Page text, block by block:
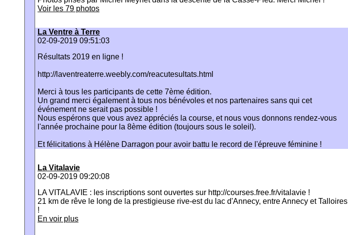
Voir les 79 photos
La Ventre à Terre
02-09-2019 09:51:03
Résultats 2019 en ligne !
http://laventreaterre.weebly.com/reacutesultats.html
Merci à tous les participants de cette 7ème édition.
Un grand merci également à tous nos bénévoles et nos partenaires sans qui cet
événement ne serait pas possible !
Nous espérons que vous avez appréciés la course, et nous vous donnons rendez-vous
l'année prochaine pour la 8ème édition (toujours sous le soleil).
Et félicitations à Hélène Darragon pour avoir battu le record de l'épreuve féminine !
La Vitalavie
02-09-2019 09:20:08
LA VITALAVIE : les inscriptions sont ouvertes sur http://courses.free.fr/vitalavie !
21 km de rêve le long de la prestigieuse rive-est du lac d'Annecy, entre Annecy et Talloires
!
En voir plus